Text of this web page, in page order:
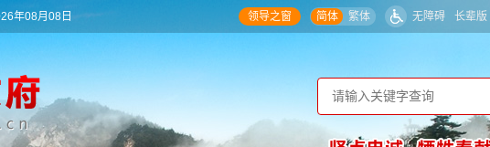
年08月08日 领导之窗 简体 繁体 无障碍 长辈版